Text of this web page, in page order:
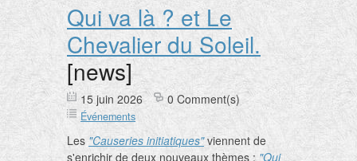
Qui va là ? et Le
Chevalier du Soleil.
[news]
15 juin 2026 0 Comment(s)
Événements
Les "Causeries initiatiques"viennent de
s'enrichir de deux nouveaux thèmes : "Qui